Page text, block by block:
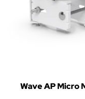
Wave AP Micro